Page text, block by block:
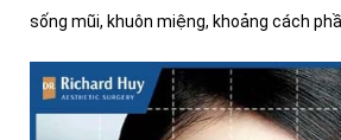
sống mũi, khuôn miệng, khoảng cách